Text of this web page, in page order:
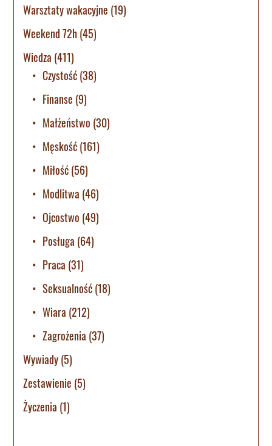
Warsztaty wakacyjne (19)
Weekend 72h(45)
Wiedza (411)
Czystość(38)
Finanse (9)
Małżeństwo (30)
Męskość(161)
Miłość(56)
Modlitwa (46)
Ojcostwo (49)
Posługa (64)
Praca (31)
Seksualność(18)
Wiara (212)
Zagrożenia (37)
Wywiady(5)
Zestawienie (5)
Życzenia (1)